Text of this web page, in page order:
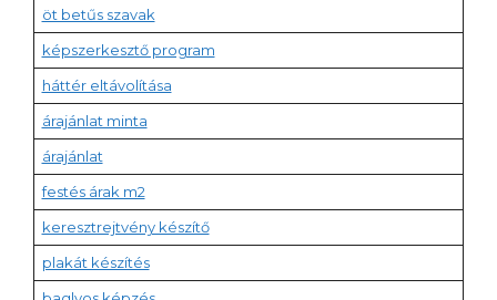
öt betűs szavak
képszerkesztő program
háttér eltávolítása
árajánlat minta
árajánlat
festés árak m2
keresztrejtvény készítő
plakát készítés